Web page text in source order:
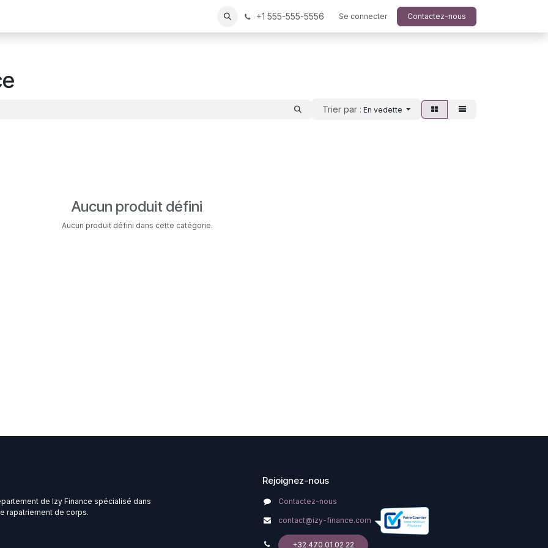
+1 555-555-5556 Se connecter Contactez-nous
Trier par : En vedette
Aucun produit défini
Aucun produit défini dans cette catégorie.
de Izy Finance spécialisé dans
rapatriement de corps.
Rejoignez-nous
Contactez-nous
contact@izy-finance.com
+32 470 01 02 22